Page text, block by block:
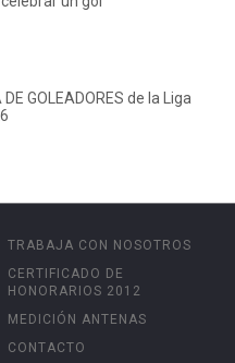
GOLEADORES de la Liga
TRABAJA CON NOSOTROS
CERTIFICADO DE
HONORARIOS 2012
MEDICIÓN ANTENAS
CONTACTO